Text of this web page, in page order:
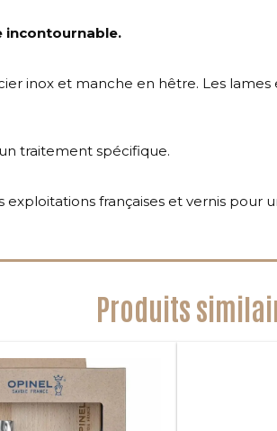
incontournable.
inox et manche en hêtre. Les lames
traitement spécifique.
exploitations françaises et vernis
Produits